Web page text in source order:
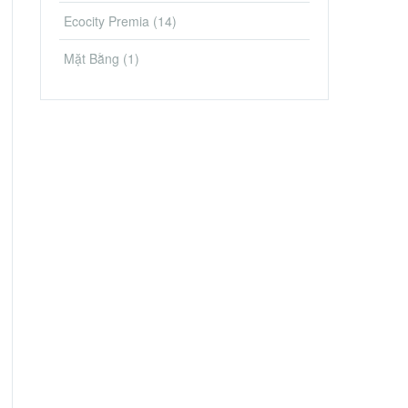
Ecocity Premia (14)
Mặt Bằng (1)